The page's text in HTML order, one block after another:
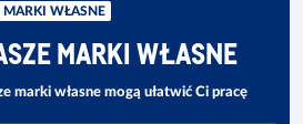
MARKI WŁASNE
MARKI WŁASNE
marki własne mogą ułatwić Ci pracę